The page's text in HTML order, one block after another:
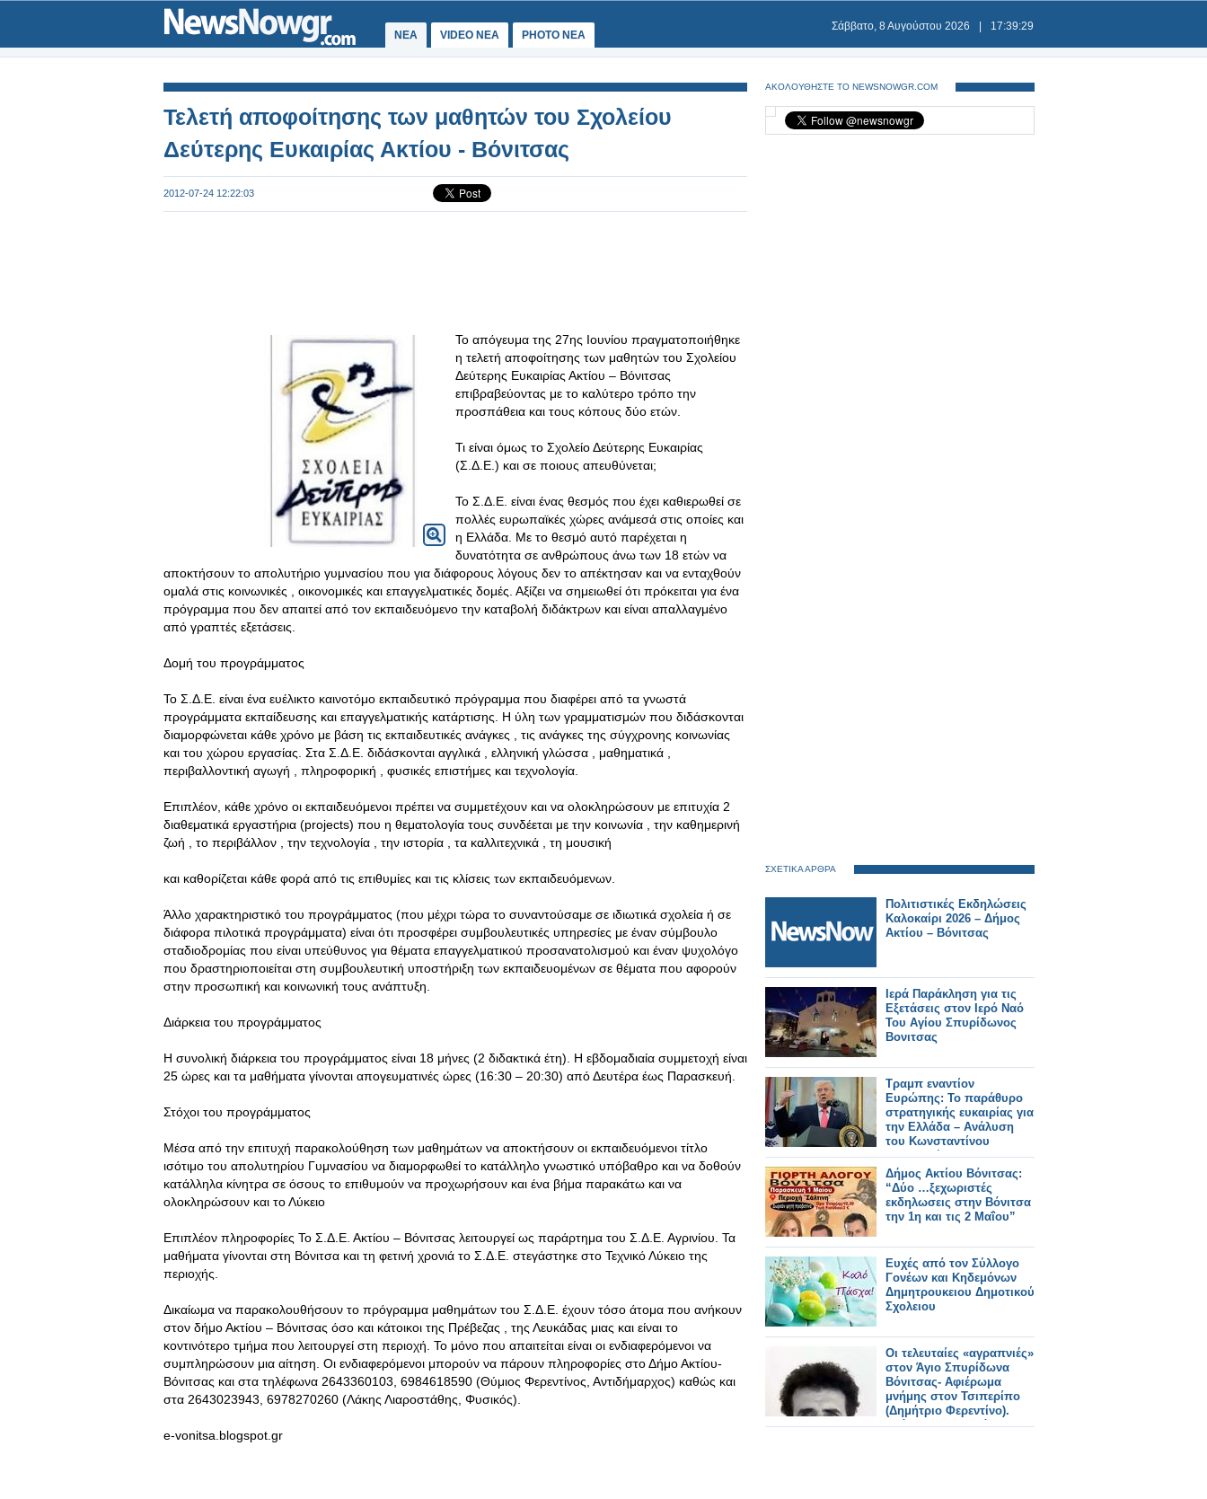
ΝΕΑ VIDEO NEA PHOTO NEA
Σάββατο, 8 Αυγούστου 2026 17:39:29
Τελετή αποφοίτησης των μαθητών του Σχολείου
Δεύτερης Ευκαιρίας Ακτίου - Βόνιτσας
2012-07-24 12:22:03
Το απόγευμα της 27ης Ιουνίου πραγματοποιήθηκε
η τελετή αποφοίτησης των μαθητών του Σχολείου
Δεύτερης Ευκαιρίας Ακτίου – Βόνιτσας
επιβραβεύοντας με το καλύτερο τρόπο την
προσπάθεια και τους κόπους δύο ετών.
Τι είναι όμως το Σχολείο Δεύτερης Ευκαιρίας
(Σ.Δ.Ε.) και σε ποιους απευθύνεται;
Το Σ.Δ.Ε. είναι ένας θεσμός που έχει καθιερωθεί σε
πολλές ευρωπαϊκές χώρες ανάμεσά στις οποίες και
η Ελλάδα. Με το θεσμό αυτό παρέχεται η
δυνατότητα σε ανθρώπους άνω των 18 ετών να
αποκτήσουν το απολυτήριο γυμνασίου που για διάφορους λόγους δεν το απέκτησαν και να ενταχθούν
ομαλά στις κοινωνικές , οικονομικές και επαγγελματικές δομές. Αξίζει να σημειωθεί ότι πρόκειται για ένα
πρόγραμμα που δεν απαιτεί από τον εκπαιδευόμενο την καταβολή διδάκτρων και είναι απαλλαγμένο
από γραπτές εξετάσεις.
Δομή του προγράμματος
Το Σ.Δ.Ε. είναι ένα ευέλικτο καινοτόμο εκπαιδευτικό πρόγραμμα που διαφέρει από τα γνωστά
προγράμματα εκπαίδευσης και επαγγελματικής κατάρτισης. Η ύλη των γραμματισμών που διδάσκονται
διαμορφώνεται κάθε χρόνο με βάση τις εκπαιδευτικές ανάγκες , τις ανάγκες της σύγχρονης κοινωνίας
και του χώρου εργασίας. Στα Σ.Δ.Ε. διδάσκονται αγγλικά , ελληνική γλώσσα , μαθηματικά ,
περιβαλλοντική αγωγή , πληροφορική , φυσικές επιστήμες και τεχνολογία.
Επιπλέον, κάθε χρόνο οι εκπαιδευόμενοι πρέπει να συμμετέχουν και να ολοκληρώσουν με επιτυχία 2
διαθεματικά εργαστήρια (projects) που η θεματολογία τους συνδέεται με την κοινωνία , την καθημερινή
ζωή , το περιβάλλον , την τεχνολογία , την ιστορία , τα καλλιτεχνικά , τη μουσική
και καθορίζεται κάθε φορά από τις επιθυμίες και τις κλίσεις των εκπαιδευόμενων.
Άλλο χαρακτηριστικό του προγράμματος (που μέχρι τώρα το συναντούσαμε σε ιδιωτικά σχολεία ή σε
διάφορα πιλοτικά προγράμματα) είναι ότι προσφέρει συμβουλευτικές υπηρεσίες με έναν σύμβουλο
σταδιοδρομίας που είναι υπεύθυνος για θέματα επαγγελματικού προσανατολισμού και έναν ψυχολόγο
που δραστηριοποιείται στη συμβουλευτική υποστήριξη των εκπαιδευομένων σε θέματα που αφορούν
στην προσωπική και κοινωνική τους ανάπτυξη.
Διάρκεια του προγράμματος
Η συνολική διάρκεια του προγράμματος είναι 18 μήνες (2 διδακτικά έτη). Η εβδομαδιαία συμμετοχή είναι
25 ώρες και τα μαθήματα γίνονται απογευματινές ώρες (16:30 – 20:30) από Δευτέρα έως Παρασκευή.
Στόχοι του προγράμματος
Mέσα από την επιτυχή παρακολούθηση των μαθημάτων να αποκτήσουν οι εκπαιδευόμενοι τίτλο
ισότιμο του απολυτηρίου Γυμνασίου να διαμορφωθεί το κατάλληλο γνωστικό υπόβαθρο και να δοθούν
κατάλληλα κίνητρα σε όσους το επιθυμούν να προχωρήσουν και ένα βήμα παρακάτω και να
ολοκληρώσουν και το Λύκειο
Επιπλέον πληροφορίες Το Σ.Δ.Ε. Ακτίου – Βόνιτσας λειτουργεί ως παράρτημα του Σ.Δ.Ε. Αγρινίου. Τα
μαθήματα γίνονται στη Βόνιτσα και τη φετινή χρονιά το Σ.Δ.Ε. στεγάστηκε στο Τεχνικό Λύκειο της
περιοχής.
Δικαίωμα να παρακολουθήσουν το πρόγραμμα μαθημάτων του Σ.Δ.Ε. έχουν τόσο άτομα που ανήκουν
στον δήμο Ακτίου – Βόνιτσας όσο και κάτοικοι της Πρέβεζας , της Λευκάδας μιας και είναι το
κοντινότερο τμήμα που λειτουργεί στη περιοχή. Το μόνο που απαιτείται είναι οι ενδιαφερόμενοι να
συμπληρώσουν μια αίτηση. Οι ενδιαφερόμενοι μπορούν να πάρουν πληροφορίες στο Δήμο Ακτίου-
Βόνιτσας και στα τηλέφωνα 2643360103, 6984618590 (Θύμιος Φερεντίνος, Αντιδήμαρχος) καθώς και
στα 2643023943, 6978270260 (Λάκης Λιαροστάθης, Φυσικός).
e-vonitsa.blogspot.gr
ΑΚΟΛΟΥΘΗΣΤΕ ΤΟ NEWSNOWGR.COM
ΣΧΕΤΙΚΑ ΑΡΘΡΑ
Πολιτιστικές Εκδηλώσεις
Καλοκαίρι 2026 – Δήμος
Ακτίου – Βόνιτσας
Ιερά Παράκληση για τις
Εξετάσεις στον Ιερό Ναό
Του Αγίου Σπυρίδωνος
Βονιτσας
Τραμπ εναντίον
Ευρώπης: Το παράθυρο
στρατηγικής ευκαιρίας για
την Ελλάδα – Ανάλυση
του Κωνσταντίνου
Μπαλωμένου
Δήμος Ακτίου Βόνιτσας:
“Δύο …ξεχωριστές
εκδηλωσεις στην Βόνιτσα
την 1η και τις 2 Μαΐου”
Ευχές από τον Σύλλογο
Γονέων και Κηδεμόνων
Δημητρουκειου Δημοτικού
Σχολειου
Οι τελευταίες «αγραπνιές»
στον Άγιο Σπυρίδωνα
Βόνιτσας- Αφιέρωμα
μνήμης στον Τσιπερίπο
(Δημήτριο Φερεντίνο).
Γράφει ο Στυλιανός